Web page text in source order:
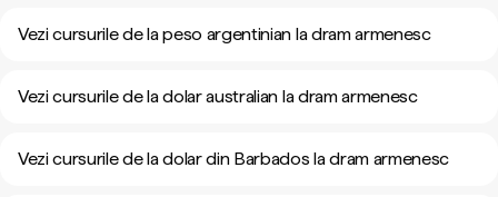
Vezi cursurile de la peso argentinian la dram armenesc
Vezi cursurile de la dolar australian la dram armenesc
Vezi cursurile de la dolar din Barbados la dram armenesc